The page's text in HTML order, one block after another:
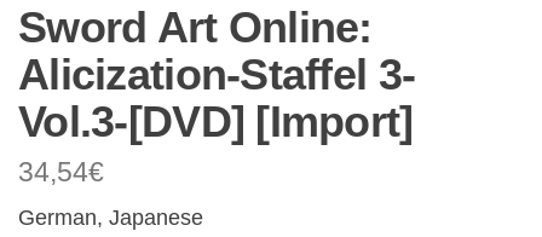
Sword Art Online:
Alicization-Staffel 3-
Vol.3-[DVD] [Import]
34,54€
German, Japanese